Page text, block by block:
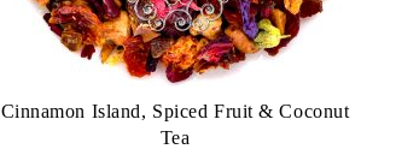
Cinnamon Island, Spiced Fruit & Coconut
Tea